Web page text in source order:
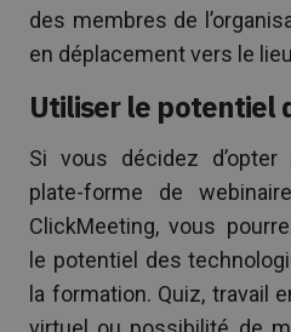
des membres de
en déplacement vers le
Utiliser le potentiel
Si vous décidez d’opter
plate-forme de
ClickMeeting, vous
le potentiel des
la formation. Quiz, travail